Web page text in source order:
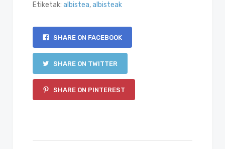
Etiketak: albistea,albisteak
SHARE ON FACEBOOK
SHARE ON TWITTER
SHARE ON PINTEREST